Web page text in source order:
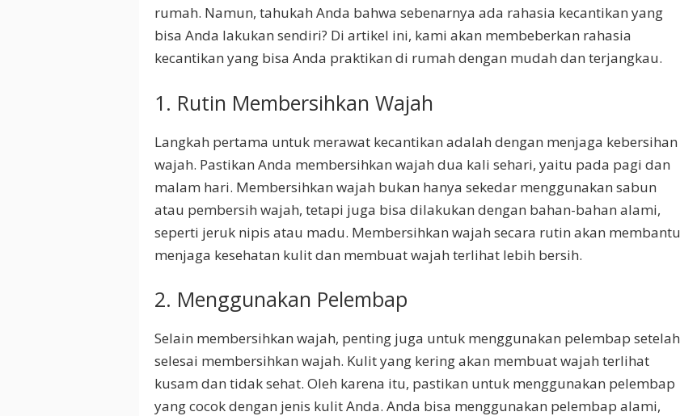
rumah. Namun, tahukah Anda bahwa sebenarnya ada rahasia kecantikan yang
bisa Anda lakukan sendiri? Di artikel ini, kami akan membeberkan rahasia
kecantikan yang bisa Anda praktikan di rumah dengan mudah dan terjangkau.
1. Rutin Membersihkan Wajah
Langkah pertama untuk merawat kecantikan adalah dengan menjaga kebersihan
wajah. Pastikan Anda membersihkan wajah dua kali sehari, yaitu pada pagi dan
malam hari. Membersihkan wajah bukan hanya sekedar menggunakan sabun
atau pembersih wajah, tetapi juga bisa dilakukan dengan bahan-bahan alami,
seperti jeruk nipis atau madu. Membersihkan wajah secara rutin akan membantu
menjaga kesehatan kulit dan membuat wajah terlihat lebih bersih.
2. Menggunakan Pelembap
Selain membersihkan wajah, penting juga untuk menggunakan pelembap setelah
selesai membersihkan wajah. Kulit yang kering akan membuat wajah terlihat
kusam dan tidak sehat. Oleh karena itu, pastikan untuk menggunakan pelembap
yang cocok dengan jenis kulit Anda. Anda bisa menggunakan pelembap alami,